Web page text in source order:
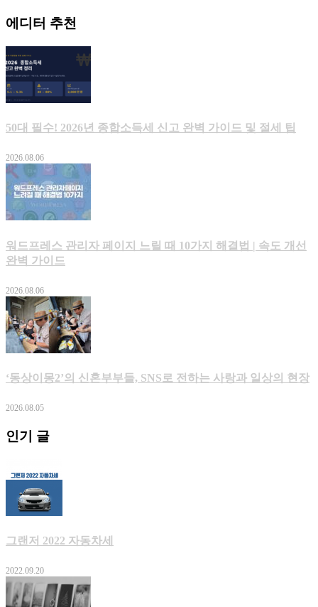
에디터 추천
50대 필수! 2026년 종합소득세 신고 완벽 가이드 및 절세 팁
2026.08.06
워드프레스 관리자 페이지 느릴 때 10가지 해결법 | 속도 개선
완벽 가이드
2026.08.06
‘동상이몽2’의 신혼부부들, SNS로 전하는 사랑과 일상의 현장
2026.08.05
인기 글
그랜저 2022 자동차세
2022.09.20